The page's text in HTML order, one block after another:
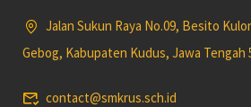
Jalan Sukun Raya No.09, Besito
Gebog, Kabupaten Kudus, Jawa Tengah
contact@smkrus.sch.id